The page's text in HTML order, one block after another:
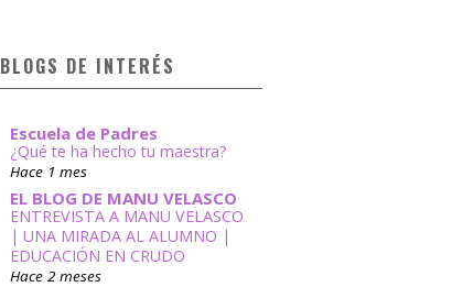
BLOGS DE INTERÉS
Escuela de Padres
¿Qué te ha hecho tu maestra?
Hace 1 mes
EL BLOG DE MANU VELASCO
ENTREVISTA A MANU VELASCO
| UNA MIRADA AL ALUMNO |
EDUCACIÓN EN CRUDO
Hace 2 meses